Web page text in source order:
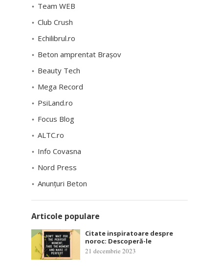
Team WEB
Club Crush
Echilibrul.ro
Beton amprentat Brașov
Beauty Tech
Mega Record
PsiLand.ro
Focus Blog
ALTC.ro
Info Covasna
Nord Press
Anunțuri Beton
Articole populare
Citate inspiratoare despre
noroc: Descoperă-le
21 decembrie 2023